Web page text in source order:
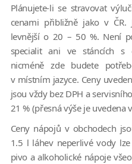
Plánujete-li se stravovat
cenami přibližně jako v
levnější o 20 – 50 %. Není
specialit ani ve stáncích s
nicméně zde budete
v místním jazyce. Ceny
jsou vždy bez DPH a
21 % (přesná výše je uvedena
Ceny nápojů v obchodech
1.5 l láhev neperlivé vody
pivo a alkoholické nápoje